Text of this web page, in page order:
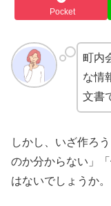
Pocket
町内
な情
文書
しかし、いざ作ろ
のか分からない」
はないでしょうか。